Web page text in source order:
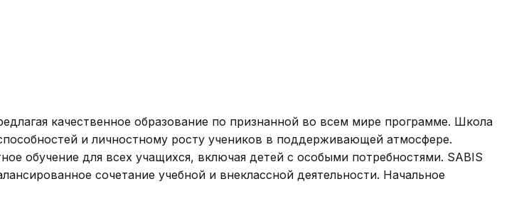
качественное образование по признанной во всем мире программе. Школа
и личностному росту учеников в поддерживающей атмосфере.
обучение для всех учащихся, включая детей с особыми потребностями. SABIS
сочетание учебной и внеклассной деятельности. Начальное